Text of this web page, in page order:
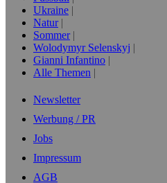
Ukraine
Natur
Sommer
Wolodymyr Selenskyj
Gianni Infantino
Alle Themen
Newsletter
Werbung / PR
Jobs
Impressum
AGB